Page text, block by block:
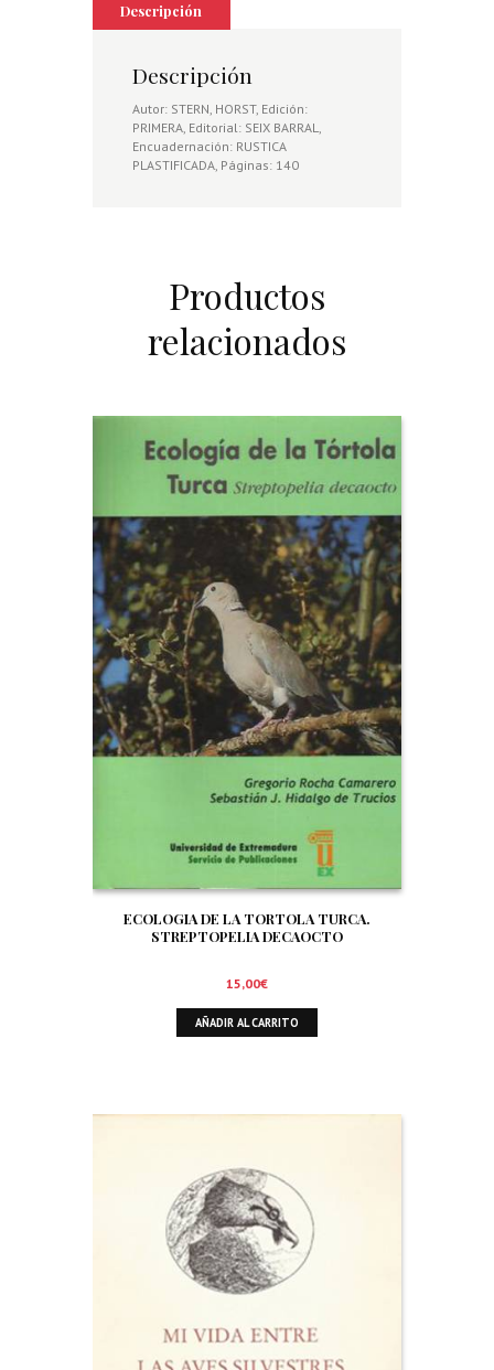
Descripción
Descripción
Autor: STERN, HORST, Edición:
PRIMERA, Editorial: SEIX BARRAL,
Encuadernación: RUSTICA
PLASTIFICADA, Páginas: 140
Productos
relacionados
ECOLOGIA DE LA TORTOLA TURCA.
STREPTOPELIA DECAOCTO
15,00€
AÑADIR AL CARRITO